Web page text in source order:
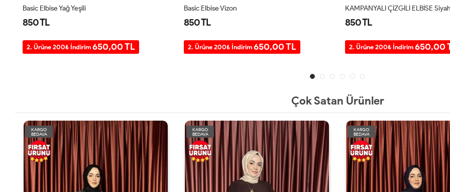
Basic Elbise Yağ Yeşili
850 TL
2. Ürüne 200₺ İndirim 650,00 TL
Basic Elbise Vizon
850 TL
2. Ürüne 200₺ İndirim 650,00 TL
KAMPANYALI ÇİZGİLİ ELBİSE
850 TL
2. Ürüne 200₺ İndirim 650,00
Çok Satan Ürünler
KARGO
BEDAVA
KARGO
BEDAVA
KARGO
BEDAVA